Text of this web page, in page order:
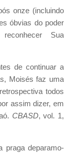
onze (incluindo
óbvias do poder
Sua
de continuar a
Moisés faz uma
todos
assim dizer, em
CBASD, vol. 1,
praga deparamo-